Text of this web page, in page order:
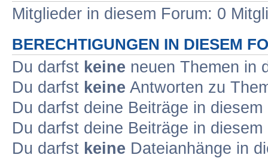
Mitglieder in diesem Forum: 0
BERECHTIGUNGEN IN DIESEM
Du darfst keine neuen Themen in
Du darfst keine Antworten zu
Du darfst deine Beiträge in
Du darfst deine Beiträge in
Du darfst keine Dateianhänge in